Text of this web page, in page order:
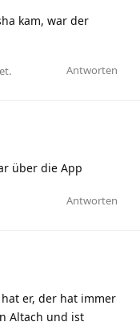
kam, war der
Antworten
über die App
Antworten
er, der hat immer
Altach und ist